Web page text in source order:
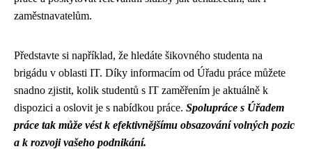
zaměstnavatelům.
Představte si například, že hledáte šikovného studenta na
brigádu v oblasti IT. Díky informacím od Úřadu práce můžete
snadno zjistit, kolik studentů s IT zaměřením je aktuálně k
dispozici a oslovit je s nabídkou práce. Spolupráce s Úřadem
práce tak může vést k efektivnějšímu obsazování volných pozic
a k rozvoji vašeho podnikání.